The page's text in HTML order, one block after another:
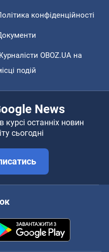
конфіденційності
OBOZ.UA на
подій
News
курсі останніх новин
сьогодні